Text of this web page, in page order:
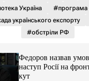
Україна
#програма
українського експорту
#обстріли РФ
Федоров назвав
наступ Росії на
кут